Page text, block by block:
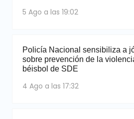
5 Ago a las 19:02
Policía Nacional sensibiliza a
sobre prevención de la
béisbol de SDE
4 Ago a las 17:32